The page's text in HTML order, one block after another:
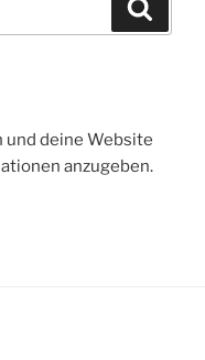
und deine Website
anzugeben.